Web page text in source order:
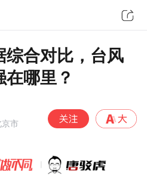
综合对比，台风
在哪里？
京市